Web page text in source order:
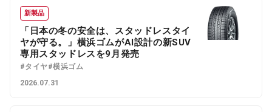
新製品
「日本の冬の安全は、スタッドレスタイ
ヤが守る。」横浜ゴムがAI設計の新SUV
専用スタッドレスを9月発売
#タイヤ#横浜ゴム
2026.07.31